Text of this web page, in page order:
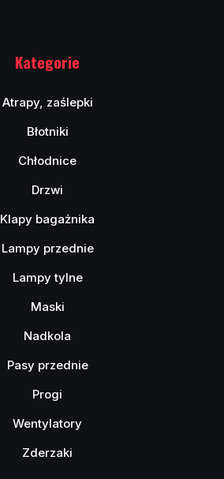
Kategorie
Atrapy, zaślepki
Błotniki
Chłodnice
Drzwi
Klapy bagażnika
Lampy przednie
Lampy tylne
Maski
Nadkola
Pasy przednie
Progi
Wentylatory
Zderzaki